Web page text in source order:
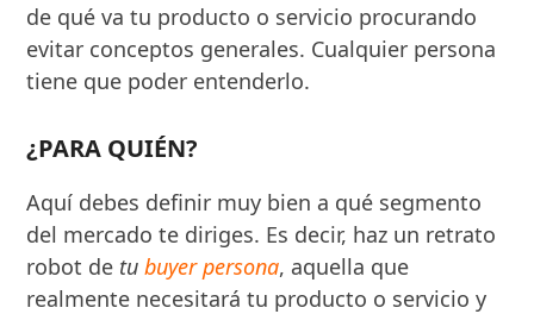
de qué va tu producto o servicio procurando
evitar conceptos generales. Cualquier persona
tiene que poder entenderlo.
¿PARA QUIÉN?
Aquí debes definir muy bien a qué segmento
del mercado te diriges. Es decir, haz un retrato
robot de tubuyer persona, aquella que
realmente necesitará tu producto o servicio y